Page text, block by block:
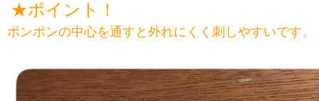
★ポイント！
ポンポンの中心を通すと外れにくく刺しやすいです。